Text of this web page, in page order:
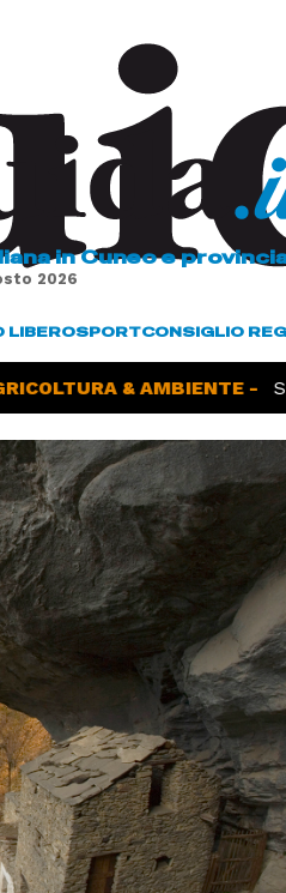
in Cuneo e
2026
LIBEROSPORTCONSIGLIO
& AMBIENTE -